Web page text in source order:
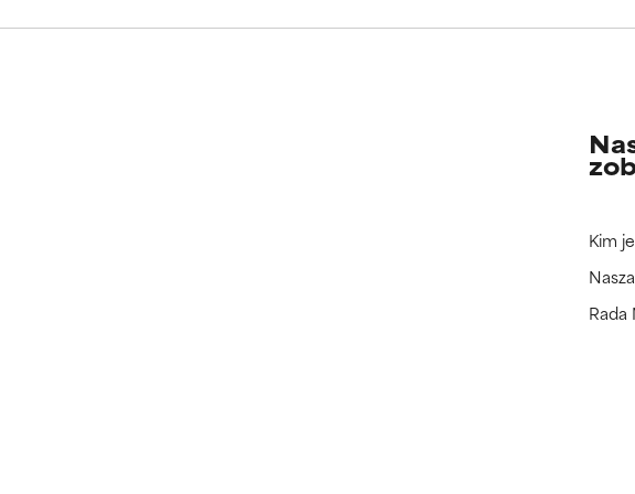
Nie oceniliśmy jeszcze tego
Nie oceniliśmy jeszcze tego
Kim
Rada